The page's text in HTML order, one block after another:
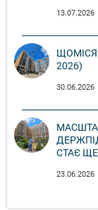
13.07.2026
2026)
30.06.2026
СТАЄ
23.06.2026